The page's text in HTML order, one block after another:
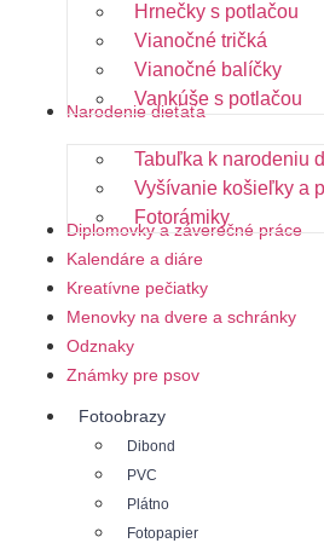
Hrnečky s potlačou
Vianočné tričká
Vianočné balíčky
Vankúše s potlačou
Narodenie dieťaťa
Tabuľka k narodeniu
Vyšívanie košieľky a
Fotorámiky
Diplomovky a záverečné práce
Kalendáre a diáre
Kreatívne pečiatky
Menovky na dvere a schránky
Odznaky
Známky pre psov
Fotoobrazy
Dibond
PVC
Plátno
Fotopapier